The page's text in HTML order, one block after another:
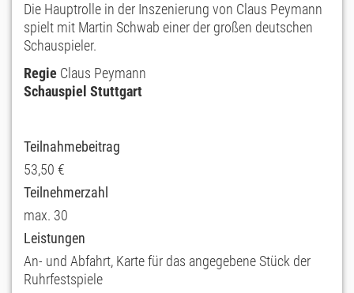
Die Hauptrolle in der Inszenierung von Claus Peymann
spielt mit Martin Schwab einer der großen deutschen
Schauspieler.
Regie Claus Peymann
Schauspiel Stuttgart
Teilnahmebeitrag
53,50 €
Teilnehmerzahl
max. 30
Leistungen
An- und Abfahrt, Karte für das angegebene Stück der
Ruhrfestspiele